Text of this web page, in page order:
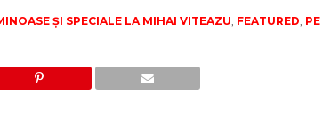
ȘI SPECIALE LA MIHAI VITEAZU, FEATURED, PE